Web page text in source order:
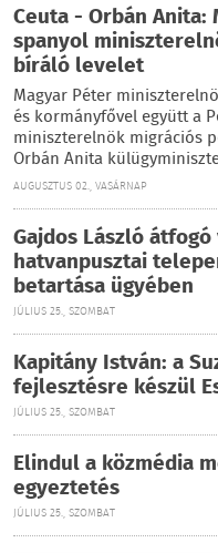
Ceuta - Orbán
spanyol
bíráló levelet
Magyar Péter
és kormányfővel együtt a
miniszterelnök migrációs
Orbán Anita
AUGUSZTUS 02., VASÁRNAP
Gajdos László
hatvanpusztai
betartása ügyében
JÚLIUS 25., SZOMBAT
Kapitány István: a
fejlesztésre készül
JÚLIUS 25., SZOMBAT
Elindul a közmédia
egyeztetés
JÚLIUS 25., SZOMBAT